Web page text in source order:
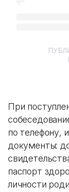
При
по телефону,
документы:
паспорт
личности